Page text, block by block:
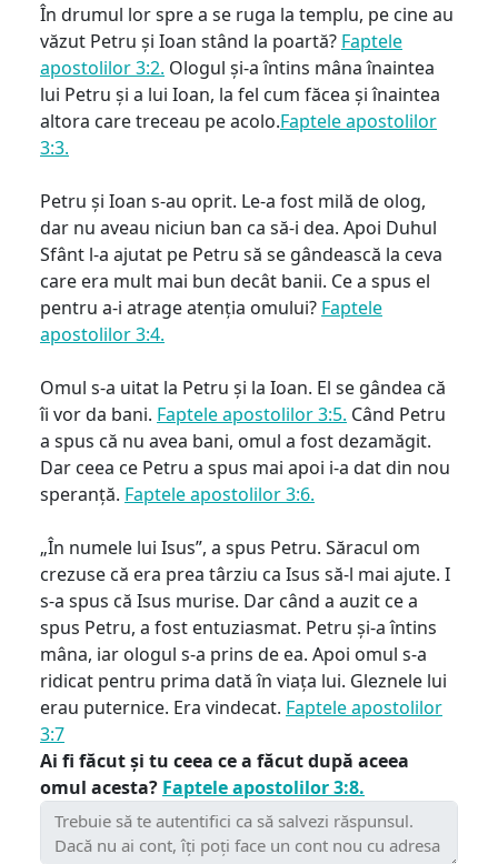
În drumul lor spre a se ruga la templu, pe cine au
văzut Petru și Ioan stând la poartă? Faptele
apostolilor 3:2. Ologul și-a întins mâna înaintea
lui Petru și a lui Ioan, la fel cum făcea și înaintea
altora care treceau pe acolo.Faptele apostolilor
3:3.
Petru și Ioan s-au oprit. Le-a fost milă de olog,
dar nu aveau niciun ban ca să-i dea. Apoi Duhul
Sfânt l-a ajutat pe Petru să se gândească la ceva
care era mult mai bun decât banii. Ce a spus el
pentru a-i atrage atenția omului? Faptele
apostolilor 3:4.
Omul s-a uitat la Petru și la Ioan. El se gândea că
îi vor da bani. Faptele apostolilor 3:5. Când Petru
a spus că nu avea bani, omul a fost dezamăgit.
Dar ceea ce Petru a spus mai apoi i-a dat din nou
speranță. Faptele apostolilor 3:6.
„În numele lui Isus”, a spus Petru. Săracul om
crezuse că era prea târziu ca Isus să-l mai ajute. I
s-a spus că Isus murise. Dar când a auzit ce a
spus Petru, a fost entuziasmat. Petru și-a întins
mâna, iar ologul s-a prins de ea. Apoi omul s-a
ridicat pentru prima dată în viața lui. Gleznele lui
erau puternice. Era vindecat. Faptele apostolilor
3:7
Ai fi făcut și tu ceea ce a făcut după aceea
omul acesta? Faptele apostolilor 3:8.